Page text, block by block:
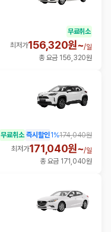
무료취소
최저가156,320원~/일
총 요금 156,320원
무료취소 즉시할인1 %174,040원
최저가171,040원~/일
총 요금 171,040원